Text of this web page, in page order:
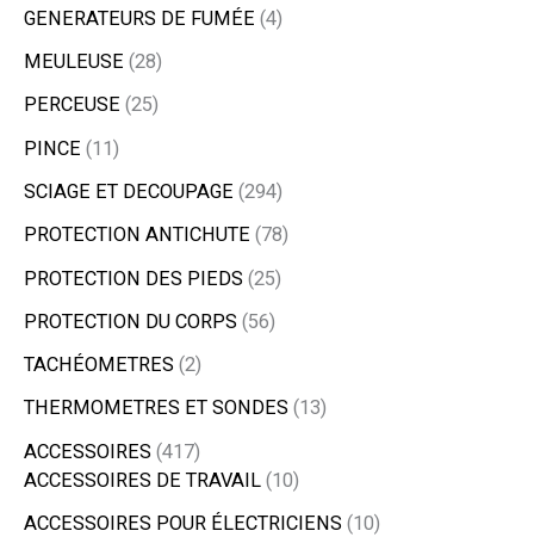
GENERATEURS DE FUMÉE 4
MEULEUSE 28
PERCEUSE 25
PINCE 11
SCIAGE ET DECOUPAGE 294
PROTECTION ANTICHUTE 78
PROTECTION DES PIEDS 25
PROTECTION DU CORPS 56
TACHÉOMETRES 2
THERMOMETRES ET SONDES 13
ACCESSOIRES 417
ACCESSOIRES DE TRAVAIL 10
ACCESSOIRES POUR ÉLECTRICIENS 10